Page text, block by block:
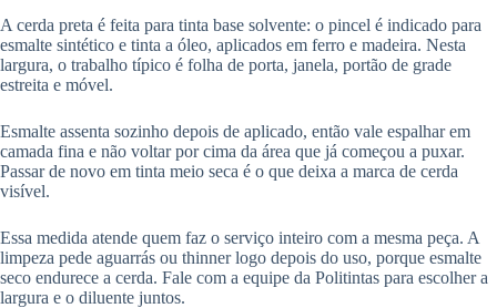
A cerda preta é feita para tinta base solvente: o pincel é indicado para
esmalte sintético e tinta a óleo, aplicados em ferro e madeira. Nesta
largura, o trabalho típico é folha de porta, janela, portão de grade
estreita e móvel.
Esmalte assenta sozinho depois de aplicado, então vale espalhar em
camada fina e não voltar por cima da área que já começou a puxar.
Passar de novo em tinta meio seca é o que deixa a marca de cerda
visível.
Essa medida atende quem faz o serviço inteiro com a mesma peça. A
limpeza pede aguarrás ou thinner logo depois do uso, porque esmalte
seco endurece a cerda. Fale com a equipe da Politintas para escolher a
largura e o diluente juntos.